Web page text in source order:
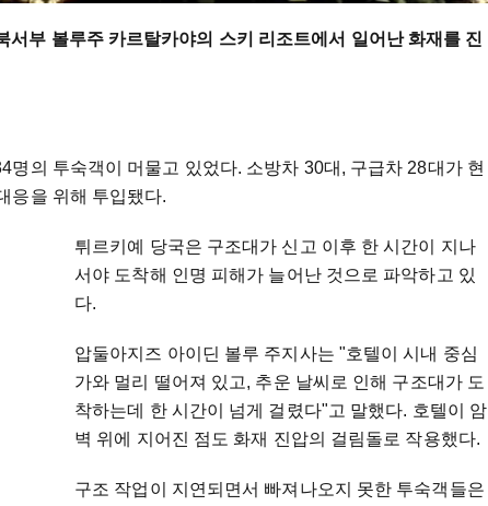
부 볼루주 카르탈카야의 스키 리조트에서 일어난 화재를 진
명의 투숙객이 머물고 있었다. 소방차 30대, 구급차 28대가 현
응을 위해 투입됐다.
튀르키예 당국은 구조대가 신고 이후 한 시간이 지나
서야 도착해 인명 피해가 늘어난 것으로 파악하고 있
다.
압둘아지즈 아이딘 볼루 주지사는 "호텔이 시내 중심
가와 멀리 떨어져 있고, 추운 날씨로 인해 구조대가 도
착하는데 한 시간이 넘게 걸렸다"고 말했다. 호텔이 암
벽 위에 지어진 점도 화재 진압의 걸림돌로 작용했다.
구조 작업이 지연되면서 빠져나오지 못한 투숙객들은